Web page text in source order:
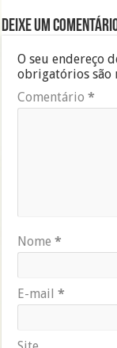
Deixe um
O seu endereço
obrigatórios são
Comentário*
Nome*
E-mail*